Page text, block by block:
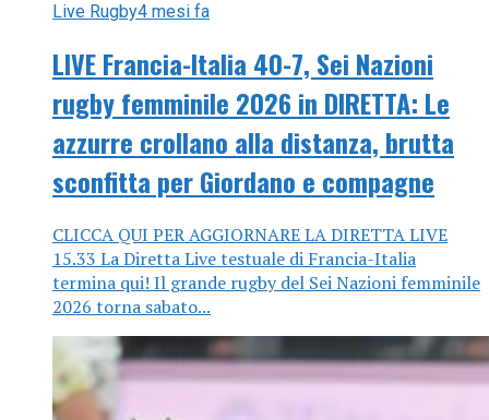
Live Rugby4 mesi fa
LIVE Francia-Italia 40-7, Sei Nazioni
rugby femminile 2026 in DIRETTA: Le
azzurre crollano alla distanza, brutta
sconfitta per Giordano e compagne
CLICCA QUI PER AGGIORNARE LA DIRETTA LIVE
15.33 La Diretta Live testuale di Francia-Italia
termina qui! Il grande rugby del Sei Nazioni femminile
2026 torna sabato...